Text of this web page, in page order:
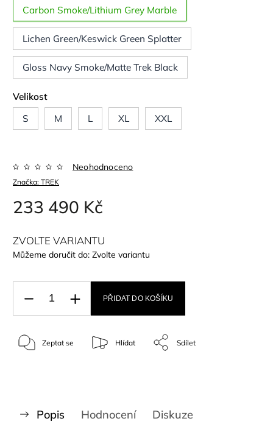
Carbon Smoke/Lithium Grey Marble
Lichen Green/Keswick Green Splatter
Gloss Navy Smoke/Matte Trek Black
Velikost
S
M L XL XXL
Značka: TREK
Neohodnoceno
233 490 Kč
ZVOLTE VARIANTU
Můžeme doručit do: Zvolte variantu
PŘIDAT DO KOŠÍKU
Zeptat se Hlídat Sdílet
Popis Hodnocení Diskuze